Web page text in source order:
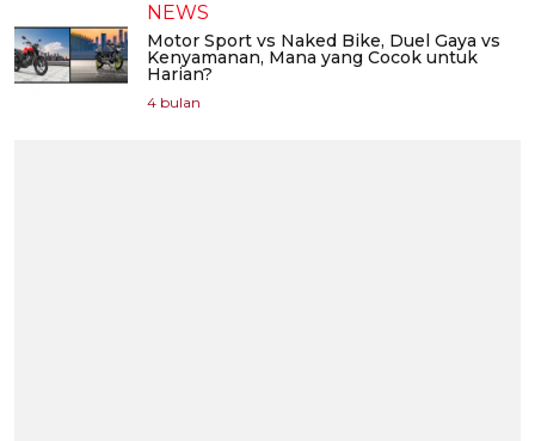
NEWS
Motor Sport vs Naked Bike, Duel Gaya vs
Kenyamanan, Mana yang Cocok untuk
Harian?
4 bulan